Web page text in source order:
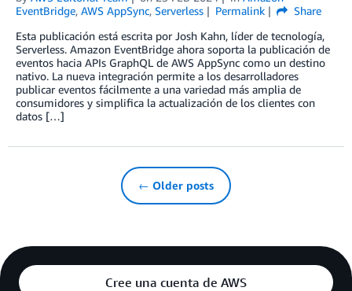
EventBridge, AWS AppSync, Serverless Permalink
Share
Esta publicación está escrita por Josh Kahn, líder de tecnología,
Serverless. Amazon EventBridge ahora soporta la publicación de
eventos hacia APIs GraphQL de AWS AppSync como un destino
nativo. La nueva integración permite a los desarrolladores
publicar eventos fácilmente a una variedad más amplia de
consumidores y simplifica la actualización de los clientes con
datos […]
← Older posts
Cree una cuenta de AWS